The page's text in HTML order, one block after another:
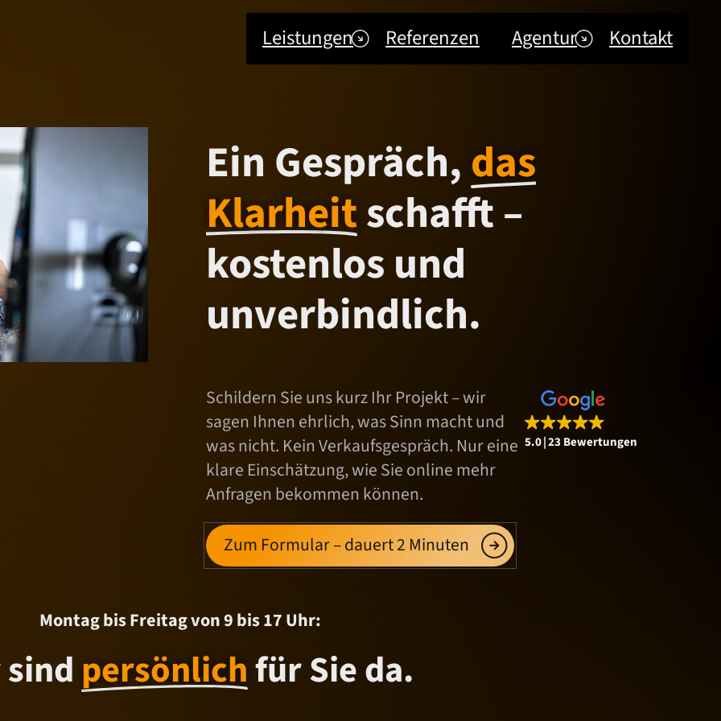
Leistungen Referenzen Agentur Kontakt
Ein Gespräch, das
Klarheitschafft –
kostenlos und
unverbindlich.
Schildern Sie uns kurz Ihr Projekt – wir
sagen Ihnen ehrlich, was Sinn macht und
was nicht. Kein Verkaufsgespräch. Nur eine
klare Einschätzung, wie Sie online mehr
Anfragen bekommen können.
5.0 23 Bewertungen
Zum Formular – dauert 2 Minuten
Montag bis Freitag von 9 bis 17 Uhr:
persönlichfür Sie da.